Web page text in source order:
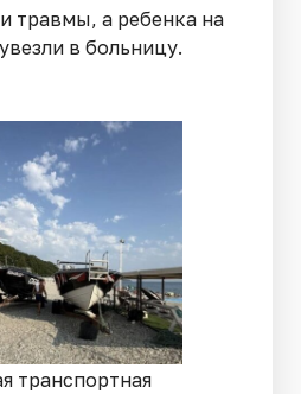
травмы, а ребенка на
в больницу.
транспортная